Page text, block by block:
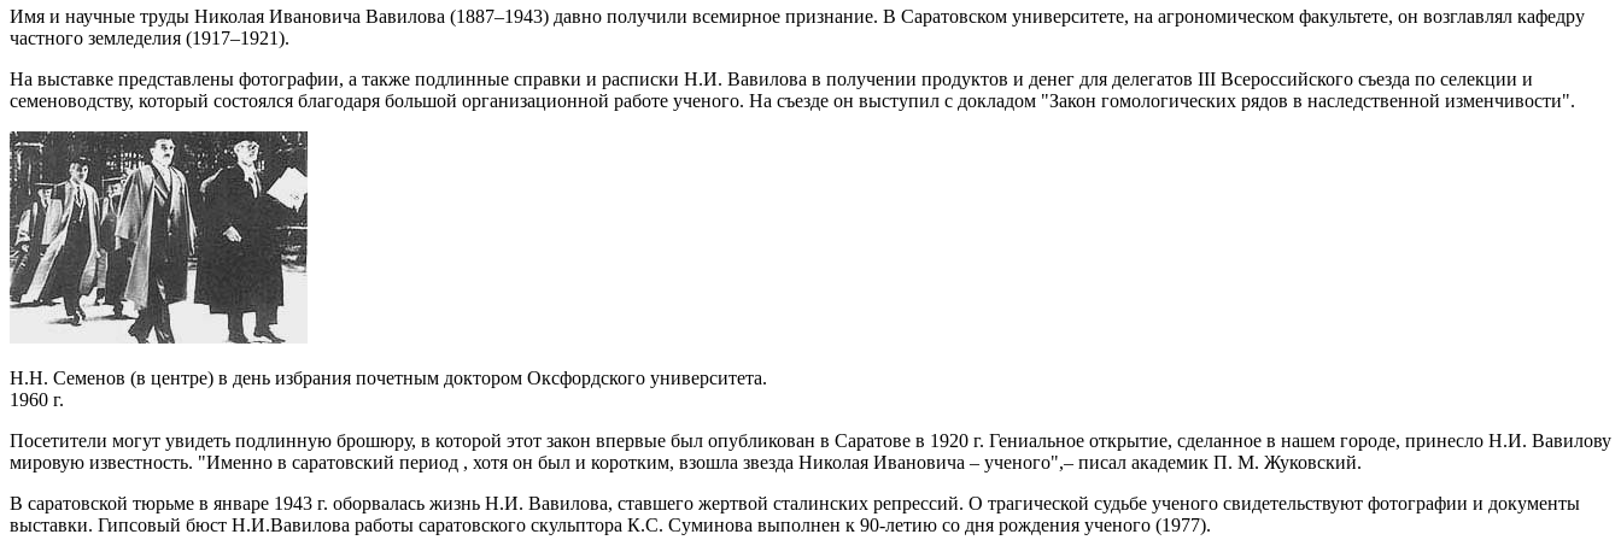
Имя и научные труды Николая Ивановича Вавилова (1887–1943) давно получили всемирное признание. В Саратовском университете, на агрономическом факультете, он возглавлял кафедру
частного земледелия (1917–1921).
На выставке представлены фотографии, а также подлинные справки и расписки Н.И. Вавилова в получении продуктов и денег для делегатов III Всероссийского съезда по селекции и
семеноводству, который состоялся благодаря большой организационной работе ученого. На съезде он выступил с докладом "Закон гомологических рядов в наследственной изменчивости".
Н.Н. Семенов (в центре) в день избрания почетным доктором Оксфордского университета.
1960 г.
Посетители могут увидеть подлинную брошюру, в которой этот закон впервые был опубликован в Саратове в 1920 г. Гениальное открытие, сделанное в нашем городе, принесло Н.И. Вавилову
мировую известность. "Именно в саратовский период , хотя он был и коротким, взошла звезда Николая Ивановича – ученого",– писал академик П. М. Жуковский.
В саратовской тюрьме в январе 1943 г. оборвалась жизнь Н.И. Вавилова, ставшего жертвой сталинских репрессий. О трагической судьбе ученого свидетельствуют фотографии и документы
выставки. Гипсовый бюст Н.И.Вавилова работы саратовского скульптора К.С. Суминова выполнен к 90-летию со дня рождения ученого (1977).